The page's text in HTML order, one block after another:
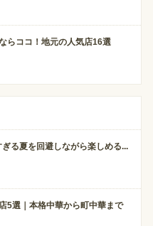
らココ！地元の人気店16選
ぎる夏を回避しながら楽しめる...
5選｜本格中華から町中華まで